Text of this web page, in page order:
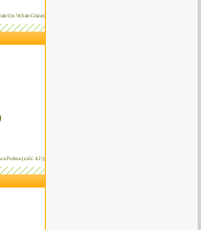
On White Crime|
Poleca (odc. 42)|